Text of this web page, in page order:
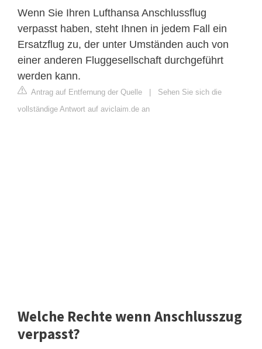
Wenn Sie Ihren Lufthansa Anschlussflug
verpasst haben, steht Ihnen in jedem Fall ein
Ersatzflug zu, der unter Umständen auch von
einer anderen Fluggesellschaft durchgeführt
werden kann.
Antrag auf Entfernung der Quelle | Sehen Sie sich die
vollständige Antwort auf aviclaim.de an
Welche Rechte wenn Anschlusszug
verpasst?